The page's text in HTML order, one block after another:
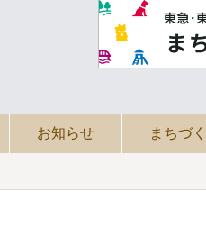
お知らせ まちづ